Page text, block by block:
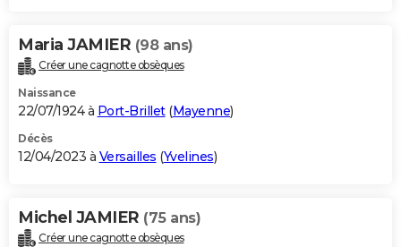
Maria JAMIER (98 ans)
Créer une cagnotte obsèques
Naissance
22/07/1924 à Port-Brillet(Mayenne)
Décès
12/04/2023 à Versailles (Yvelines)
Michel JAMIER (75 ans)
Créer une cagnotte obsèques